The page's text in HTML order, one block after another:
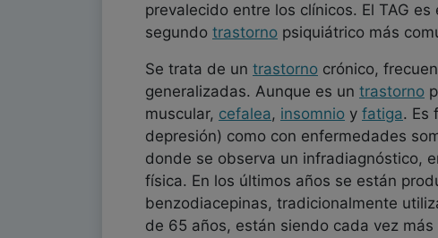
prevalecido entre los clínicos. El TAG es
segundo trastorno psiquiátrico más
Se trata de un trastorno crónico,
generalizadas. Aunque es un trastorno
muscular, cefalea, insomnio y fatiga. Es
depresión) como con enfermedades
donde se observa un infradiagnóstico,
física. En los últimos años se están
benzodiacepinas, tradicionalmente
de 65 años, están siendo cada vez